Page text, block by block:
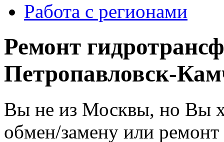
Работа с регионами
Ремонт
Петропавловск-
Вы не из Москвы, но Вы
обмен/замену или